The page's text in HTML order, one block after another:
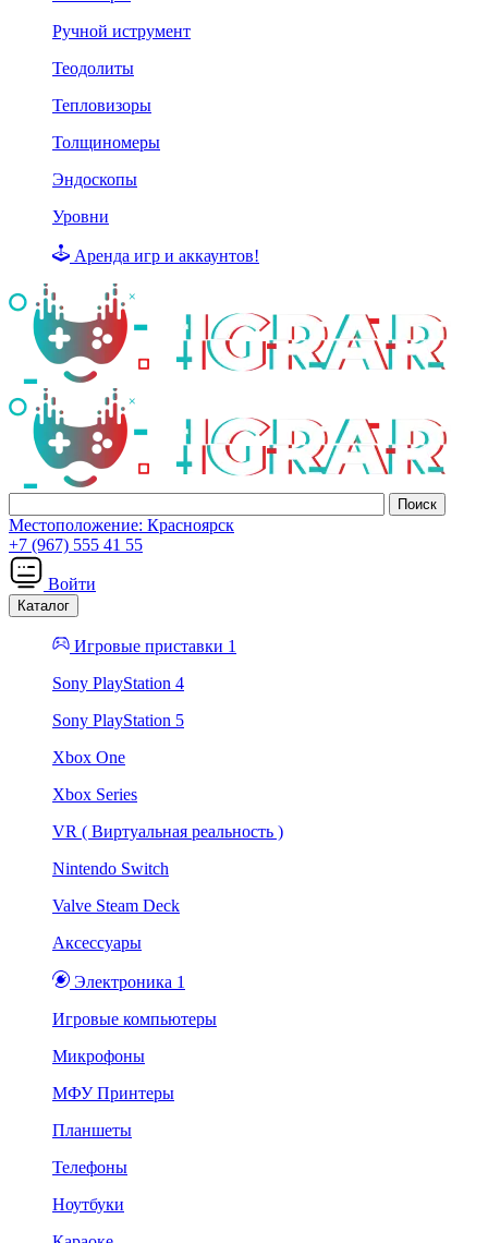
Ручной иструмент
Теодолиты
Тепловизоры
Толщиномеры
Эндоскопы
Уровни
Аренда игр и аккаунтов!
Местоположение: Красноярск
+7 (967) 555 41 55
Войти
Каталог
Игровые приставки 1
Sony PlayStation 4
Sony PlayStation 5
Xbox One
Xbox Series
VR ( Виртуальная реальность )
Nintendo Switch
Valve Steam Deck
Аксессуары
Электроника 1
Игровые компьютеры
Микрофоны
МФУ Принтеры
Планшеты
Телефоны
Ноутбуки